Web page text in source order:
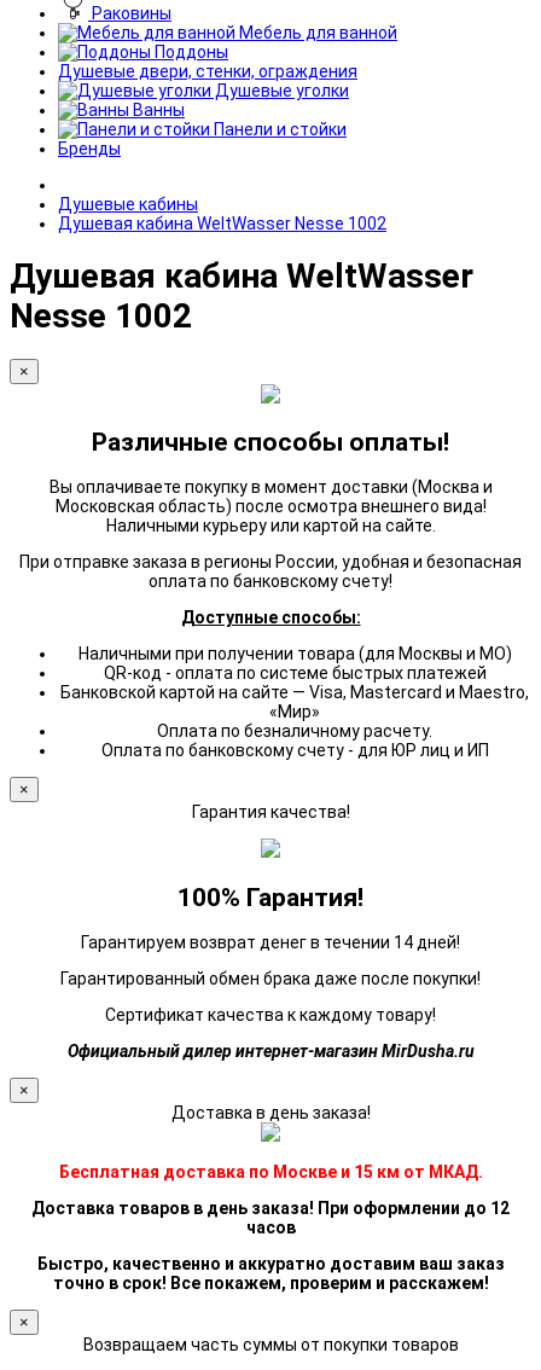
Раковины
Мебель для ванной
Поддоны
Душевые двери, стенки, ограждения
Душевые уголки
Ванны
Панели и стойки
Бренды
Душевые кабины
Душевая кабина WeltWasser Nesse 1002
Душевая кабина WeltWasser
Nesse 1002
×
Различные способы оплаты!
Вы оплачиваете покупку в момент доставки (Москва и
Московская область) после осмотра внешнего вида!
Наличными курьеру или картой на сайте.
При отправке заказа в регионы России, удобная и безопасная
оплата по банковскому счету!
Доступные способы:
Наличными при получении товара (для Москвы и МО)
QR-код - оплата по системе быстрых платежей
Банковской картой на сайте — Visa, Mastercard и Maestro,
«Мир»
Оплата по безналичному расчету.
Оплата по банковскому счету - для ЮР лиц и ИП
×
Гарантия качества!
100% Гарантия!
Гарантируем возврат денег в течении 14 дней!
Гарантированный обмен брака даже после покупки!
Сертификат качества к каждому товару!
Официальный дилер интернет-магазин MirDusha.ru
×
Доставка в день заказа!
Бесплатная доставка по Москве и 15 км от МКАД.
Доставка товаров в день заказа! При оформлении до 12
часов
Быстро, качественно и аккуратно доставим ваш заказ
точно в срок! Все покажем, проверим и расскажем!
×
Возвращаем часть суммы от покупки товаров